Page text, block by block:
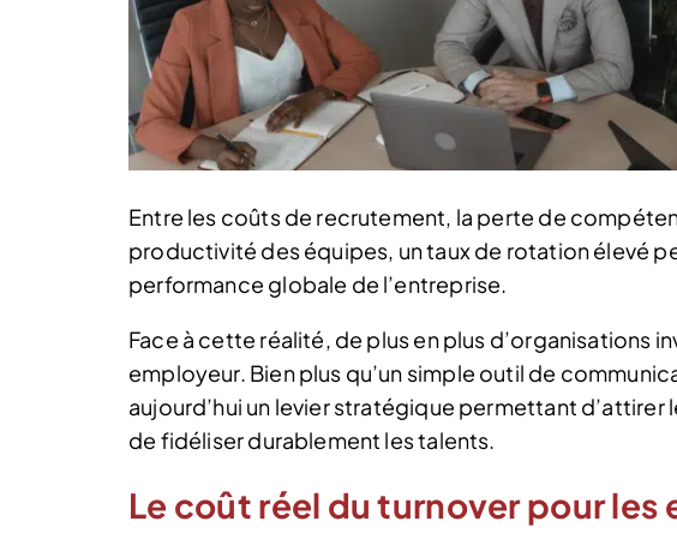
Entre les coûts de recrutement, la perte de
productivité des équipes, un taux de rotation élevé
performance globale de l’entreprise.
Face à cette réalité, de plus en plus d’organisations
employeur. Bien plus qu’un simple outil de
aujourd’hui un levier stratégique permettant d’attirer
de fidéliser durablement les talents.
Le coût réel du turnover pour les